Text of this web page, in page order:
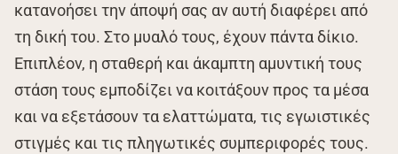
κατανοήσει την άποψή σας αν αυτή διαφέρει από
τη δική του. Στο μυαλό τους, έχουν πάντα δίκιο.
Επιπλέον, η σταθερή και άκαμπτη αμυντική τους
στάση τους εμποδίζει να κοιτάξουν προς τα μέσα
και να εξετάσουν τα ελαττώματα, τις εγωιστικές
στιγμές και τις πληγωτικές συμπεριφορές τους.